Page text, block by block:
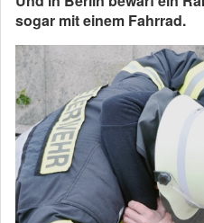
sogar mit einem Fahrrad.